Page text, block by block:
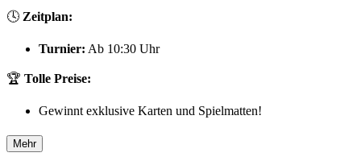
🕓 Zeitplan:
Turnier: Ab 10:30 Uhr
🏆 Tolle Preise:
Gewinnt exklusive Karten und Spielmatten!
Mehr